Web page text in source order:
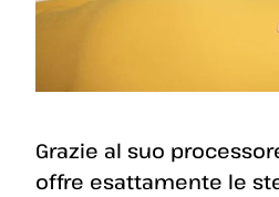
Grazie al suo processore
offre esattamente le